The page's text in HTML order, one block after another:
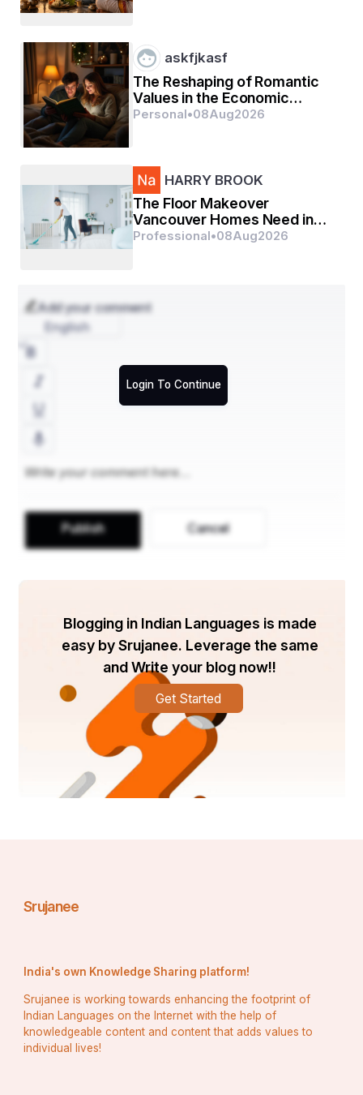
शक्ति होती है जो हर गम को हरा देती है और मुस्कुराना आ जाता
है।
इश्क है या इबादत अब कुछ समझ नहीं आता,
एक खूबसूरत ख्याल हो तुम जो दिल से नही जाता!
इंसान खुबसुरत ख्याल लगने लगता है।
से वो इंसान जीवन मे मायने रखता है।
और लाखों मेले हैं,
लेकिन जहाँ तुम नही
वहाँ हम बिल्कुल अकेले है।
askfjkasf
The Reshaping of Romantic
Values in the Economic
Environment
Personal•08Aug2026
HARRY BROOK
The Floor Makeover
Vancouver Homes Need in
2026
Professional•08Aug2026
Add your comment
Login To Continue
English
Publish Cancel
Blogging in Indian Languages is made
easy by Srujanee. Leverage the same
and Write your blog now!!
Get Started
Srujanee
India's own Knowledge Sharing platform!
Srujanee is working towards enhancing the footprint of
Indian Languages on the Internet with the help of
knowledgeable content and content that adds values to
individual lives!